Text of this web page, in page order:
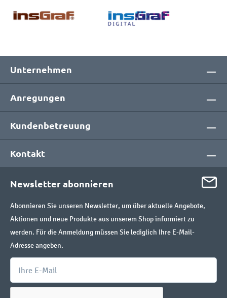
Unternehmen
Anregungen
Kundenbetreuung
Kontakt
Newsletter abonnieren
Abonnieren Sie unseren Newsletter, um über aktuelle Angebote,
Aktionen und neue Produkte aus unserem Shop informiert zu
werden. Für die Anmeldung müssen Sie lediglich Ihre E-Mail-
Adresse angeben.